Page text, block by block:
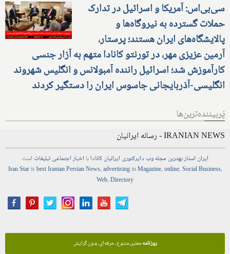
سی‌بی‌اس: آمریکا و اسرائیل در تدارک
حملات گسترده به نیروگاه‌ها و
پالایشگاه‌های ایران هستند؛ پرستار،
آرمین عزیزی مهر، در تورنتو کانادا متهم به آزار جنسی
کارآموزش شد؛ اسرائیل راننده آمبولانس و انگلیس شهروند
انگلیسی-آذربایجانی جاسوس ایران را دستگیر کردند
پُربیننده‌ترین‌ها
IRANIAN NEWS - رسانه ایرانیان
ایران استاربهترین مجلهوب دایرکتوری ایرانیان کانادابا اخباراجتماعیتبلیغات است
Iran Starisbest Iranian PersianNews,advertisinginMagazine,online,Social Business,
Web,Directory
روزنامهمعتبر، متنوع، حرفه‌ای، بدون گرایش